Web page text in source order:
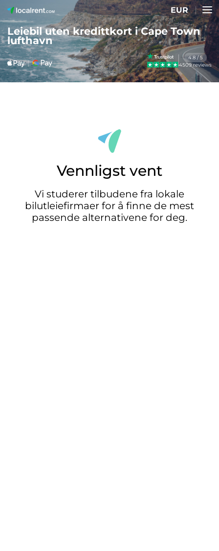
EUR
Leiebil uten kredittkort i Cape Town
lufthavn
4.8 / 5
4509 reviews
Vennligst vent
Vi studerer tilbudene fra lokale
bilutleiefirmaer for å finne de mest
passende alternativene for deg.